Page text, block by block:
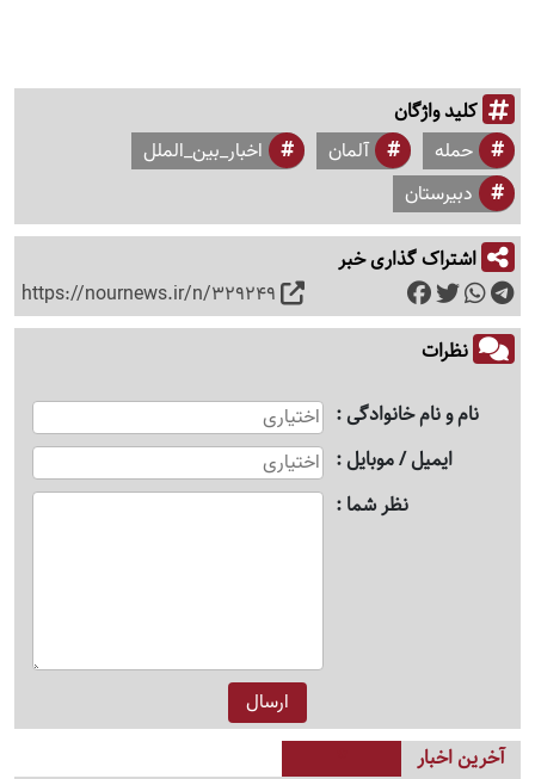
کلید واژگان
حمله آلمان
اخبار_بین_الملل
دبیرستان
اشتراک گذاری خبر
https://nournews.ir/n/329249
نظرات
نام و نام خانوادگی
ایمیل / موبایل
نظر شما
آخرین اخبار